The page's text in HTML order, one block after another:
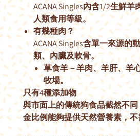
ACANA Singles內含1/2生鮮
人類食用等級。
有幾種肉？
ACANA Singles含單一來源
類、內臟及軟骨。
草食羊－羊肉、羊肝、羊
牧場。
只有4種添加物
與市面上的傳統狗食品截然不
金比例能夠提供天然營養素，不